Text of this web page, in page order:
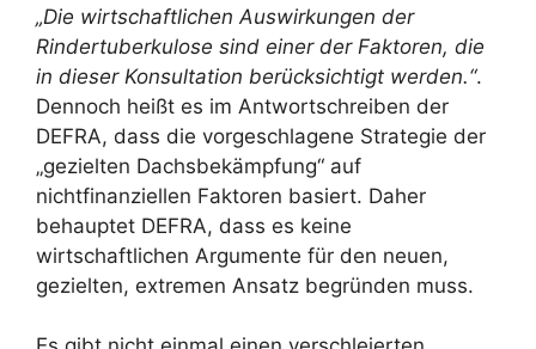
„Die wirtschaftlichen Auswirkungen der
Rindertuberkulose sind einer der Faktoren, die
in dieser Konsultation berücksichtigt werden.“.
Dennoch heißt es im Antwortschreiben der
DEFRA, dass die vorgeschlagene Strategie der
„gezielten Dachsbekämpfung“ auf
nichtfinanziellen Faktoren basiert. Daher
behauptet DEFRA, dass es keine
wirtschaftlichen Argumente für den neuen,
gezielten, extremen Ansatz begründen muss.